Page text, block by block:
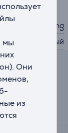
мы
Они
из
Next Level Racing
черный